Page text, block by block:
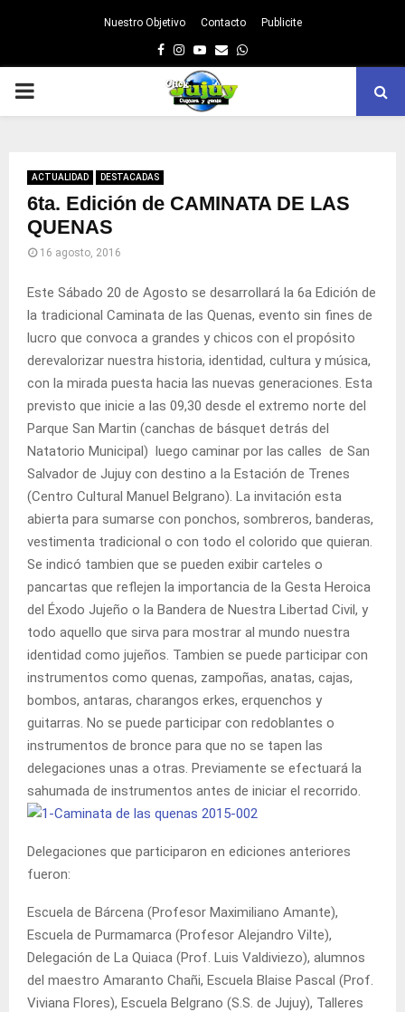
Nuestro Objetivo Contacto Publicite
Facebook
Instagram
Youtube
EmailWhatsapp
PRIMARY
ACTUALIDAD DESTACADAS
6ta. Edición de CAMINATA DE LAS
QUENAS
16 agosto, 2016
Este Sábado 20 de Agosto se desarrollará la 6a Edición de
la tradicional Caminata de las Quenas, evento sin fines de
lucro que convoca a grandes y chicos con el propósito
derevalorizar nuestra historia, identidad, cultura y música,
con la mirada puesta hacia las nuevas generaciones. Esta
previsto que inicie a las 09,30 desde el extremo norte del
Parque San Martin (canchas de básquet detrás del
Natatorio Municipal) luego caminar por las calles de San
Salvador de Jujuy con destino a la Estación de Trenes
(Centro Cultural Manuel Belgrano). La invitación esta
abierta para sumarse con ponchos, sombreros, banderas,
vestimenta tradicional o con todo el colorido que quieran.
Se indicó tambien que se pueden exibir carteles o
pancartas que reflejen la importancia de la Gesta Heroica
del Éxodo Jujeño o la Bandera de Nuestra Libertad Civil, y
todo aquello que sirva para mostrar al mundo nuestra
identidad como jujeños. Tambien se puede participar con
instrumentos como quenas, zampoñas, anatas, cajas,
bombos, antaras, charangos erkes, erquenchos y
guitarras. No se puede participar con redoblantes o
instrumentos de bronce para que no se tapen las
delegaciones unas a otras. Previamente se efectuará la
sahumada de instrumentos antes de iniciar el recorrido.
Delegaciones que participaron en ediciones anteriores
fueron:
Escuela de Bárcena (Profesor Maximiliano Amante),
Escuela de Purmamarca (Profesor Alejandro Vilte),
Delegación de La Quiaca (Prof. Luis Valdiviezo), alumnos
del maestro Amaranto Chañi, Escuela Blaise Pascal (Prof.
Viviana Flores), Escuela Belgrano (S.S. de Jujuy), Talleres